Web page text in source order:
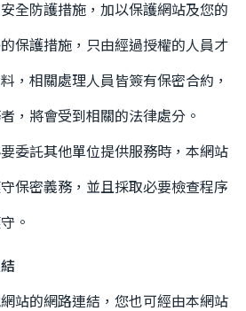
全防護措施，加以保護網站及您的
保護措施，只由經過授權的人員才
，相關處理人員皆簽有保密合約，
，將會受到相關的法律處分。
委託其他單位提供服務時，本網站
保密義務，並且採取必要檢查程序
。
站的網路連結，您也可經由本網站